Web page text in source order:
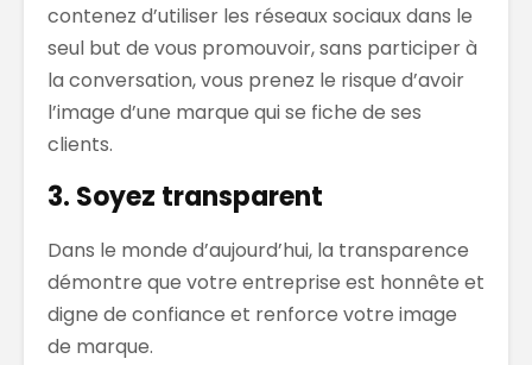
contenez d’utiliser les réseaux sociaux dans le
seul but de vous promouvoir, sans participer à
la conversation, vous prenez le risque d’avoir
l’image d’une marque qui se fiche de ses
clients.
3. Soyez transparent
Dans le monde d’aujourd’hui, la transparence
démontre que votre entreprise est honnête et
digne de confiance et renforce votre image
de marque.